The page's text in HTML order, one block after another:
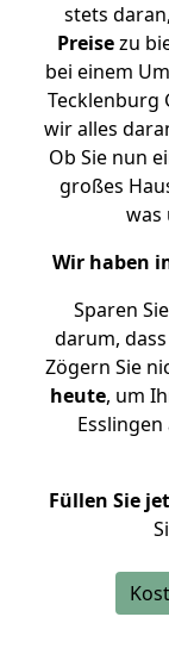
stets
Preisezu
bei einem
Tecklenburg
wir alles
Ob Sie nun
großes
was
Wir haben
Sparen
darum,
Zögern Sie
heute, um
Füllen Sie